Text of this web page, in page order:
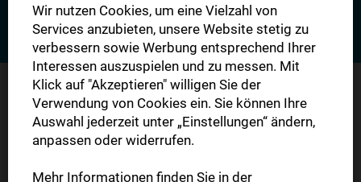
Alle Angebote
Sie haben Fragen?
Wir nutzen Cookies, um eine Vielzahl von
Services anzubieten, unsere Website stetig zu
verbessern sowie Werbung entsprechend Ihrer
Interessen auszuspielen und zu messen. Mit
Klick auf "Akzeptieren" willigen Sie der
Verwendung von Cookies ein. Sie können Ihre
Auswahl jederzeit unter „Einstellungen“ ändern,
anpassen oder widerrufen.
Mehr Informationen finden Sie in der